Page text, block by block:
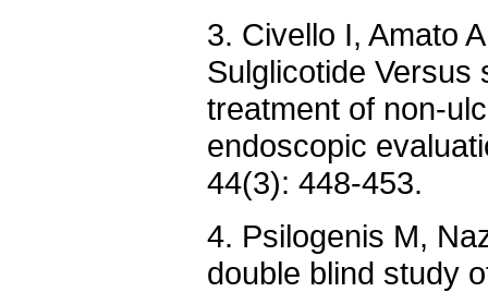
3. Civello I, Amato
Sulglicotide Versus
treatment of non-
endoscopic
44(3): 448-
4. Psilogenis M,
double blind study